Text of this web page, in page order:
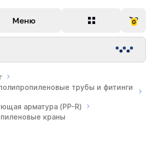
Меню 0
трубы и фитинги
арматура (PP-R)
краны